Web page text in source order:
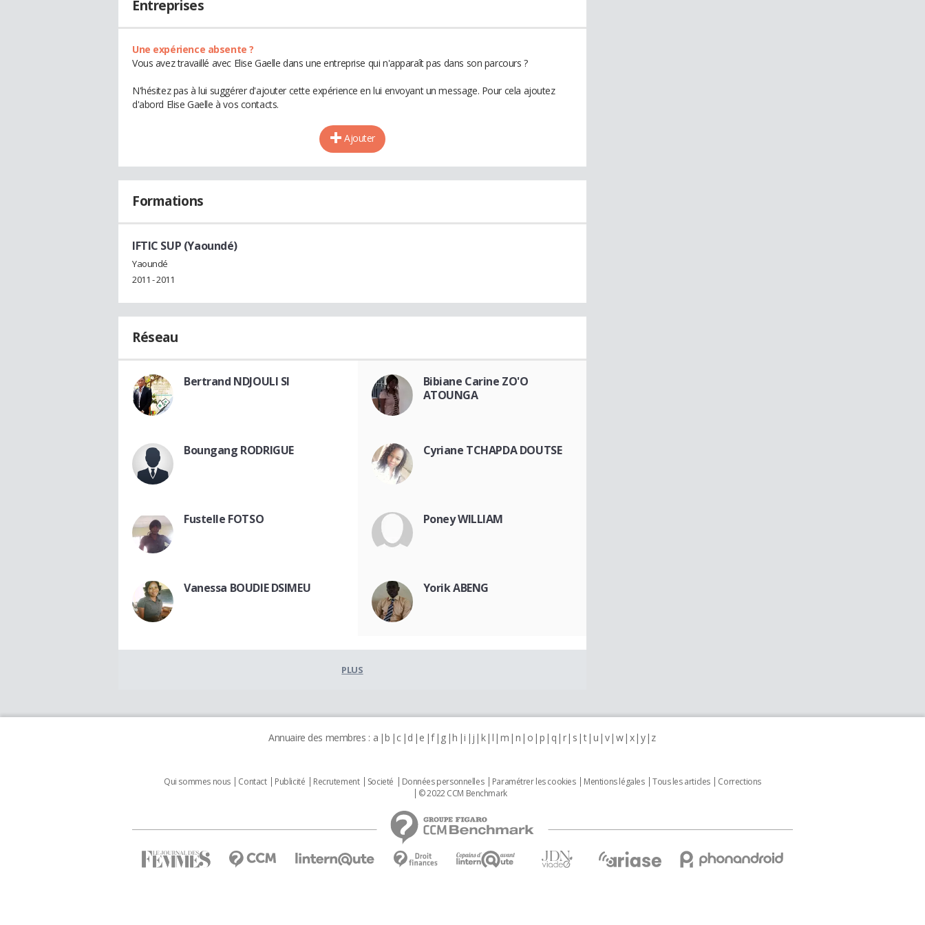
Entreprises
Une expérience absente ?
Vous avez travaillé avec Elise Gaelle dans une entreprise qui n'apparaît pas dans son parcours ?
N'hésitez pas à lui suggérer d'ajouter cette expérience en lui envoyant un message. Pour cela ajoutez
d'abord Elise Gaelle à vos contacts.
Ajouter
Formations
IFTIC SUP (Yaoundé)
Yaoundé
2011 - 2011
Réseau
Bertrand NDJOULI SI
Bibiane Carine ZO'O
ATOUNGA
Boungang RODRIGUE Cyriane TCHAPDA DOUTSE
Fustelle FOTSO Poney WILLIAM
Vanessa BOUDIE DSIMEU Yorik ABENG
PLUS
Annuaire des membres : a b c d e f g h i j k l m n o p q r s t u v w x y z
Qui sommes nous Contact Publicité Recrutement Societé Données personnelles Paramétrer les cookies Mentions légales Tous les articles
Corrections
© 2022 CCM Benchmark